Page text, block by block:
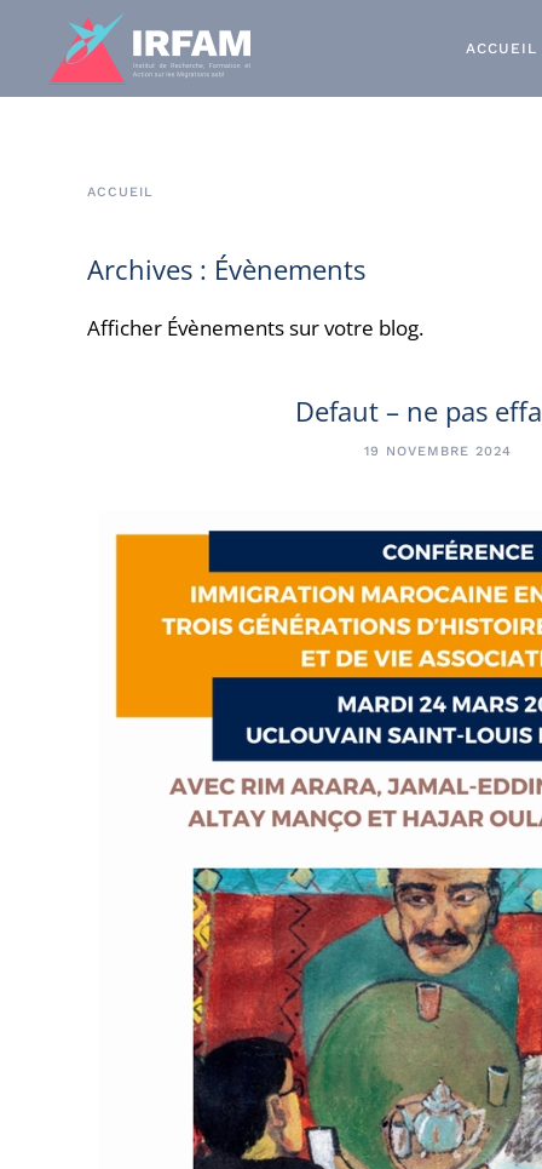
ACCUEIL
ACCUEIL
Archives : Évènements
Afficher Évènements sur votre blog.
Defaut – ne pas
19 NOVEMBRE 2024